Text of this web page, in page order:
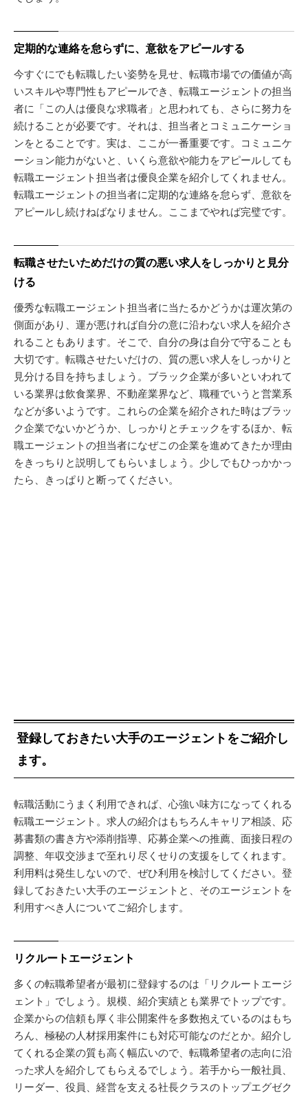
定期的な連絡を怠らずに、意欲をアピールする
今すぐにでも転職したい姿勢を見せ、転職市場での価値が高
いスキルや専門性もアピールでき、転職エージェントの担当
者に「この人は優良な求職者」と思われても、さらに努力を
続けることが必要です。それは、担当者とコミュニケーショ
ンをとることです。実は、ここが一番重要です。コミュニケ
ーション能力がないと、いくら意欲や能力をアピールしても
転職エージェント担当者は優良企業を紹介してくれません。
転職エージェントの担当者に定期的な連絡を怠らず、意欲を
アピールし続けねばなりません。ここまでやれば完璧です。
転職させたいためだけの質の悪い求人をしっかりと見分
ける
優秀な転職エージェント担当者に当たるかどうかは運次第の
側面があり、運が悪ければ自分の意に沿わない求人を紹介さ
れることもあります。そこで、自分の身は自分で守ることも
大切です。転職させたいだけの、質の悪い求人をしっかりと
見分ける目を持ちましょう。ブラック企業が多いといわれて
いる業界は飲食業界、不動産業界など、職種でいうと営業系
などが多いようです。これらの企業を紹介された時はブラッ
ク企業でないかどうか、しっかりとチェックをするほか、転
職エージェントの担当者になぜこの企業を進めてきたか理由
をきっちりと説明してもらいましょう。少しでもひっかかっ
たら、きっぱりと断ってください。
登録しておきたい大手のエージェントをご紹介し
ます。
転職活動にうまく利用できれば、心強い味方になってくれる
転職エージェント。求人の紹介はもちろんキャリア相談、応
募書類の書き方や添削指導、応募企業への推薦、面接日程の
調整、年収交渉まで至れり尽くせりの支援をしてくれます。
利用料は発生しないので、ぜひ利用を検討してください。登
録しておきたい大手のエージェントと、そのエージェントを
利用すべき人についてご紹介します。
リクルートエージェント
多くの転職希望者が最初に登録するのは「リクルートエージ
ェント」でしょう。規模、紹介実績とも業界でトップです。
企業からの信頼も厚く非公開案件を多数抱えているのはもち
ろん、極秘の人材採用案件にも対応可能なのだとか。紹介し
てくれる企業の質も高く幅広いので、転職希望者の志向に沿
った求人を紹介してもらえるでしょう。若手から一般社員、
リーダー、役員、経営を支える社長クラスのトップエグゼク